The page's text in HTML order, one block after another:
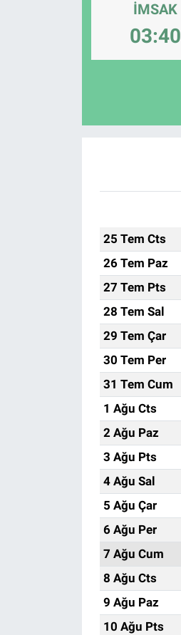
İMSAK
03:40
25 Tem Cts
26 Tem Paz
27 Tem Pts
28 Tem Sal
29 Tem Çar
30 Tem Per
31 Tem Cum
1 Ağu Cts
2 Ağu Paz
3 Ağu Pts
4 Ağu Sal
5 Ağu Çar
6 Ağu Per
7 Ağu Cum
8 Ağu Cts
9 Ağu Paz
10 Ağu Pts